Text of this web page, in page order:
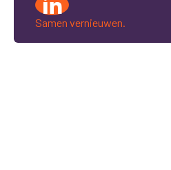
Samen vernieuwen.